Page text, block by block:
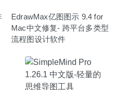
EdrawMax亿图图示 9.4 for
Mac中文修复- 跨平台多类型
流程图设计软件